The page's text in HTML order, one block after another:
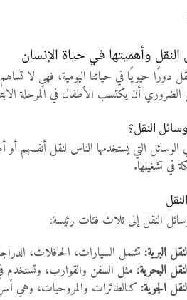
وأهميتها في حياة الإنسان
دورًا حيويًا في حياتنا اليومية، فهي لا
أن يكتسب الأطفال في المرحلة
النقل؟
التي يستخدمها الناس لنقل أنفسهم
في تشغيلها.
النقل إلى ثلاث فئات رئيسة:
البرية: تشمل السيارات، الحافلات،
البحرية: مثل السفن والقوارب، وتستخدم
الجوية: كـالطائرات والمروحيات، وهي